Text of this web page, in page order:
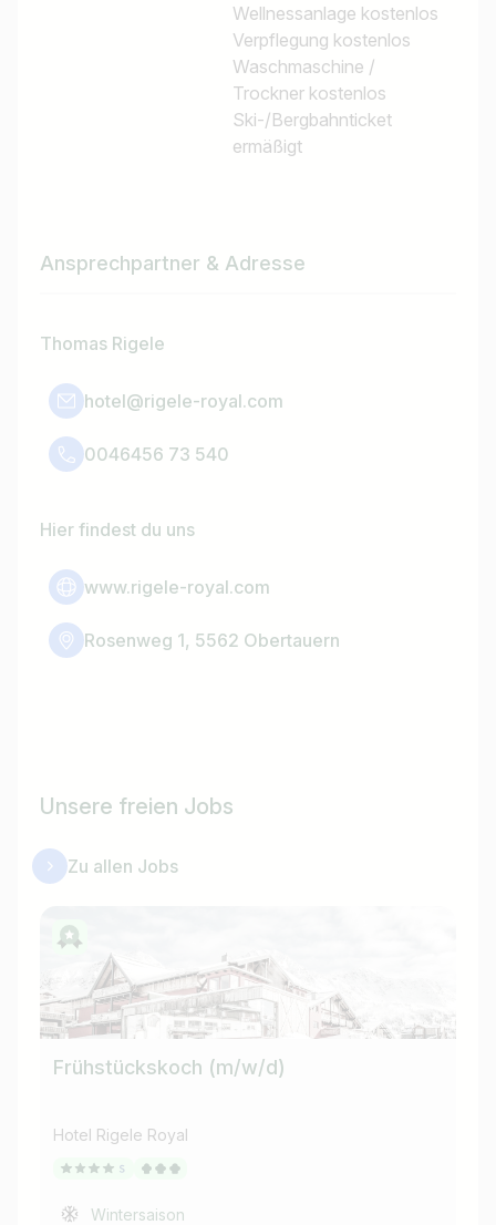
Wellnessanlage kostenlos
Verpflegung kostenlos
Waschmaschine /
Trockner kostenlos
Ski-/Bergbahnticket
ermäßigt
Ansprechpartner & Adresse
Thomas Rigele
hotel@rigele-royal.com
0046456 73 540
Hier findest du uns
www.rigele-royal.com
Rosenweg 1, 5562 Obertauern
Unsere freien Jobs
Zu allen Jobs
Frühstückskoch (m/w/d)
Hotel Rigele Royal
Wintersaison